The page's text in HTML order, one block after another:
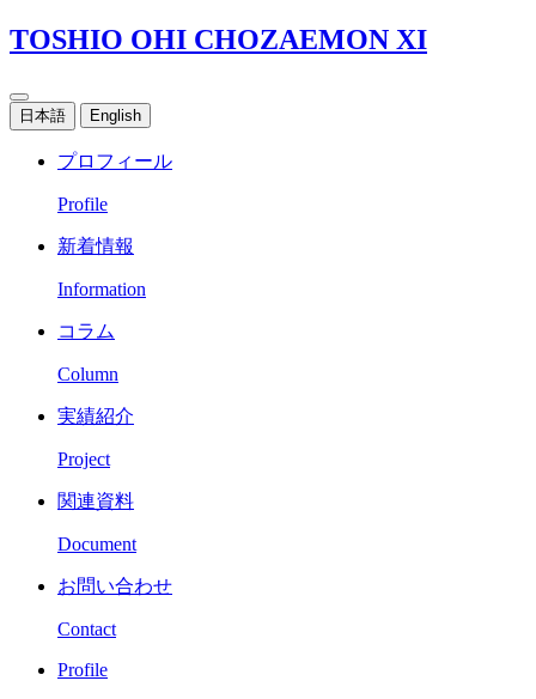
TOSHIO OHI CHOZAEMON XI
日本語 English
プロフィール
Profile
新着情報
Information
コラム
Column
実績紹介
Project
関連資料
Document
お問い合わせ
Contact
Profile